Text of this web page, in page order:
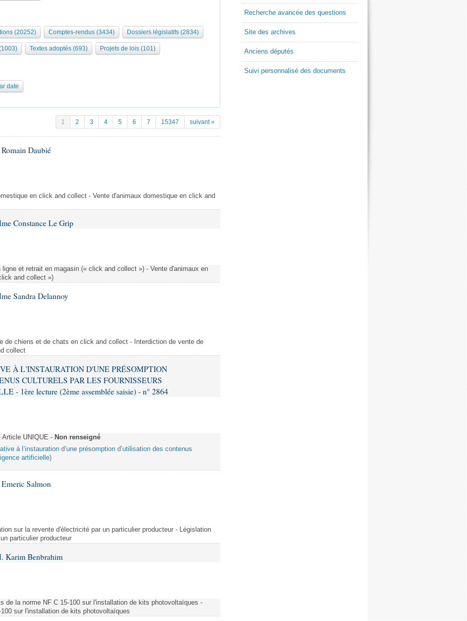
(20252) Comptes-rendus (3434) Dossiers législatifs (2834)
Textes adoptés (693) Projets de lois (101)
date
1 2 3 4 5 6 7 15347 suivant »
Daubié
en click and collect - Vente d'animaux domestique en click and
Constance Le Grip
ligne et retrait en magasin (« click and collect ») - Vente d'animaux en
and collect »)
Sandra Delannoy
de chiens et de chats en click and collect - Interdiction de vente de
collect
À L'INSTAURATION D'UNE PRÉSOMPTION
CULTURELS PAR LES FOURNISSEURS
- 1ère lecture (2ème assemblée saisie) - n° 2864
Article UNIQUE - Non renseigné
à l’instauration d’une présomption d’utilisation des contenus
artificielle)
Salmon
sur la revente d'électricité par un particulier producteur - Législation
particulier producteur
Karim Benbrahim
de la norme NF C 15-100 sur l'installation de kits photovoltaïques -
sur l'installation de kits photovoltaïques
Recherche avancée des questions
Site des archives
Anciens députés
Suivi personnalisé des documents